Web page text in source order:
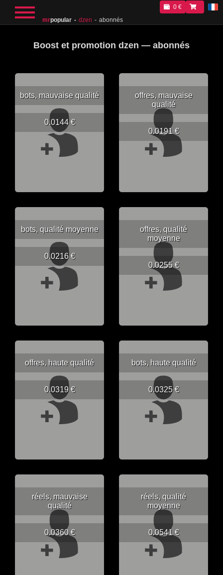
mrpopular dzen abonnés
0 €
Boost et promotion dzen — abonnés
bots, mauvaise qualité
0.0144 €
offres, mauvaise
qualité
0.0191 €
bots, qualité moyenne
0.0216 €
offres, qualité
moyenne
0.0255 €
offres, haute qualité
0.0319 €
bots, haute qualité
0.0325 €
réels, mauvaise
qualité
0.0360 €
réels, qualité
moyenne
0.0541 €